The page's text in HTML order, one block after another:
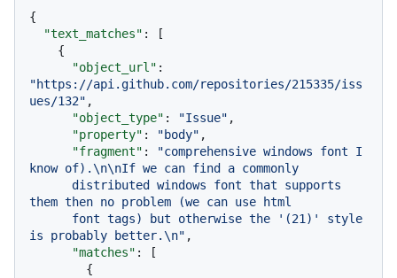
{
"text_matches" :
[
{
"object_url" :
"https://api.github.com/repositories/215335/iss
ues/132" ,
"object_type" : "Issue" ,
"property" : "body" ,
"fragment" :
"comprehensive windows font I
know of).\n\nIf we can find a commonly
them then no problem (we can use html
is probably better.\n" ,
"matches" :
[
{